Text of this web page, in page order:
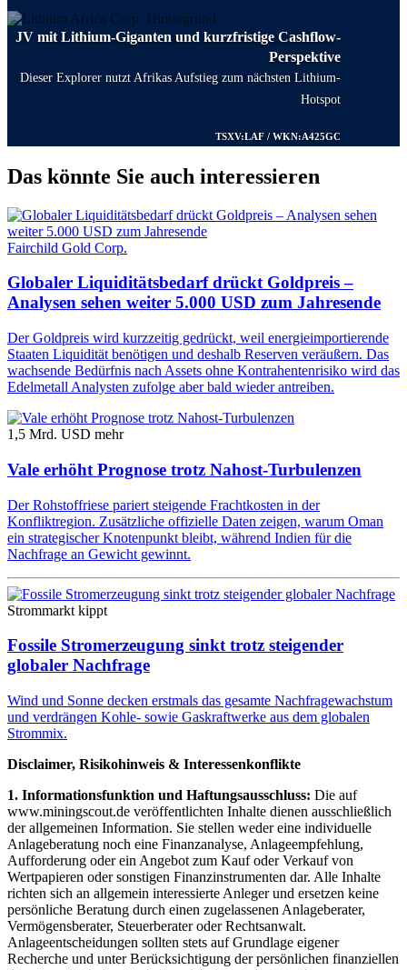
JV mit Lithium-Giganten und kurzfristige Cashflow-
Perspektive
Dieser Explorer nutzt Afrikas Aufstieg zum nächsten Lithium-
Hotspot
TSXV:LAF / WKN:A425GC
Das könnte Sie auch interessieren
Fairchild Gold Corp.
Globaler Liquiditätsbedarf drückt Goldpreis –
Analysen sehen weiter 5.000 USD zum Jahresende
Der Goldpreis wird kurzzeitig gedrückt, weil energieimportierende
Staaten Liquidität benötigen und deshalb Reserven veräußern. Das
wachsende Bedürfnis nach Assets ohne Kontrahentenrisiko wird das
Edelmetall Analysten zufolge aber bald wieder antreiben.
1,5 Mrd. USD mehr
Vale erhöht Prognose trotz Nahost-Turbulenzen
Der Rohstoffriese pariert steigende Frachtkosten in der
Konfliktregion. Zusätzliche offizielle Daten zeigen, warum Oman
ein strategischer Knotenpunkt bleibt, während Indien für die
Nachfrage an Gewicht gewinnt.
Strommarkt kippt
Fossile Stromerzeugung sinkt trotz steigender
globaler Nachfrage
Wind und Sonne decken erstmals das gesamte Nachfragewachstum
und verdrängen Kohle- sowie Gaskraftwerke aus dem globalen
Strommix.
Disclaimer, Risikohinweis & Interessenkonflikte
1. Informationsfunktion und Haftungsausschluss: Die auf
www.miningscout.de veröffentlichten Inhalte dienen ausschließlich
der allgemeinen Information. Sie stellen weder eine individuelle
Anlageberatung noch eine Finanzanalyse, Anlageempfehlung,
Aufforderung oder ein Angebot zum Kauf oder Verkauf von
Wertpapieren oder sonstigen Finanzinstrumenten dar. Alle Inhalte
richten sich an allgemein interessierte Anleger und ersetzen keine
persönliche Beratung durch einen zugelassenen Anlageberater,
Vermögensberater, Steuerberater oder Rechtsanwalt.
Anlageentscheidungen sollten stets auf Grundlage eigener
Recherche und unter Berücksichtigung der persönlichen finanziellen